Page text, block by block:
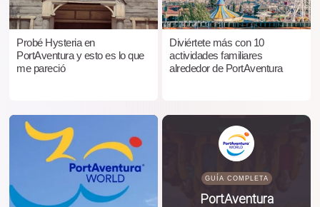
Probé Hysteria en
PortAventura y esto es lo que
me pareció
Diviértete más con 10
actividades familiares
alrededor de PortAventura
GUÍA COMPLETA
PortAventura